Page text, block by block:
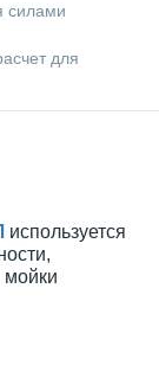
силами
для
используется
мойки